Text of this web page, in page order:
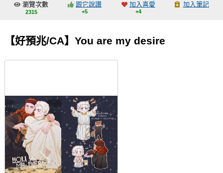
交流中心
會員功能選單
登入
瀏覽次數
2315
跟它說讚
+5
加入喜愛
+4
加入筆記
【好預兆/CA】You are my desire